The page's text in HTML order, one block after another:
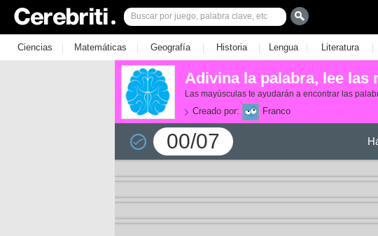
Ciencias | Matemáticas | Geografía | Historia | Lengua | Literatura |
Adivina la palabra, lee las
Las mayúsculas te ayudarán a encontrar las
Creado por: Franco
00/07